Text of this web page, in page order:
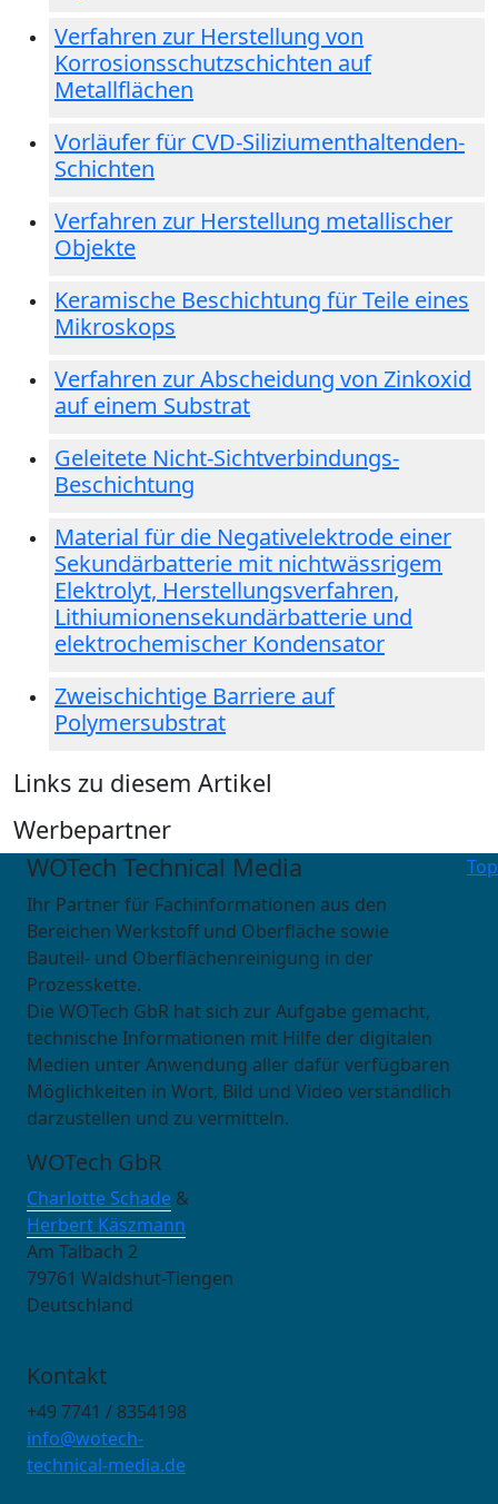
Verfahren zur Herstellung von
Korrosionsschutzschichten auf
Metallflächen
Vorläufer für CVD-Siliziumenthaltenden-
Schichten
Verfahren zur Herstellung metallischer
Objekte
Keramische Beschichtung für Teile eines
Mikroskops
Verfahren zur Abscheidung von Zinkoxid
auf einem Substrat
Geleitete Nicht-Sichtverbindungs-
Beschichtung
Material für die Negativelektrode einer
Sekundärbatterie mit nichtwässrigem
Elektrolyt, Herstellungsverfahren,
Lithiumionensekundärbatterie und
elektrochemischer Kondensator
Zweischichtige Barriere auf
Polymersubstrat
Links zu diesem Artikel
Werbepartner
Top
WOTech Technical Media
Ihr Partner für Fachinformationen aus den
Bereichen Werkstoff und Oberfläche sowie
Bauteil- und Oberflächenreinigung in der
Prozesskette.
Die WOTech GbR hat sich zur Aufgabe gemacht,
technische Informationen mit Hilfe der digitalen
Medien unter Anwendung aller dafür verfügbaren
Möglichkeiten in Wort, Bild und Video verständlich
darzustellen und zu vermitteln.
WOTech GbR
Charlotte Schade &
Herbert Käszmann
Am Talbach 2
79761 Waldshut-Tiengen
Deutschland
Kontakt
+49 7741 / 8354198
info@wotech-
technical-media.de